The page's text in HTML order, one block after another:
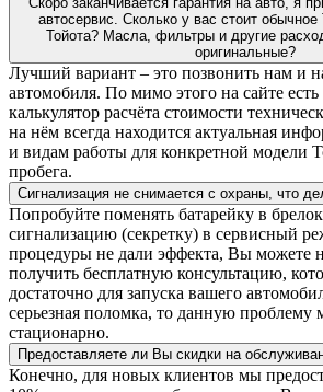
автосервис. Сколько у вас стоит
Тойота? Масла, фильтры и другие
оригинальные?
Лучший вариант – это позвонить нам и
автомобиля. По мимо этого на сайте
калькулятор расчёта стоимости
на нём всегда находится актуальная
и видам работы для конкретной модели
пробега.
Сигнализация не снимается с охраны, что
Попробуйте поменять батарейку в
сигнализацию (секретку) в сервисный
процедуры не дали эффекта, Вы можете
получить бесплатную консультацию,
достаточно для запуска вашего
серьезная поломка, то данную проблему
стационарно.
Предоставляете ли Вы скидки на
Конечно, для новых клиентов мы